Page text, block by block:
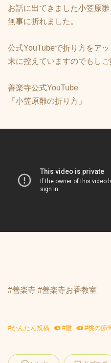
お話に出てきました小笠原雛
無事に折れました。
公式YouTubeで折り方をア
末に控えていますのでもし
善楽寺公式YouTube
「小笠原雛の折り方」
#善楽寺 #善楽寺お香教室
#かんたん投稿 #雛 #桃の節